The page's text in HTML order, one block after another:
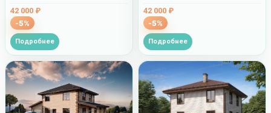
42 000 ₽
-5%
Подробнее
42 000 ₽
-5%
Подробнее